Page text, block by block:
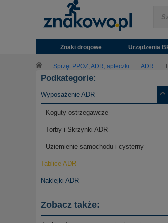
Znaki drogowe Urządzenia
Sprzęt PPOŻ, ADR, apteczki ADR
Podkategorie:
Wyposażenie ADR
Koguty ostrzegawcze
Torby i Skrzynki ADR
Uziemienie samochodu i cysterny
Tablice ADR
Naklejki ADR
Zobacz także: